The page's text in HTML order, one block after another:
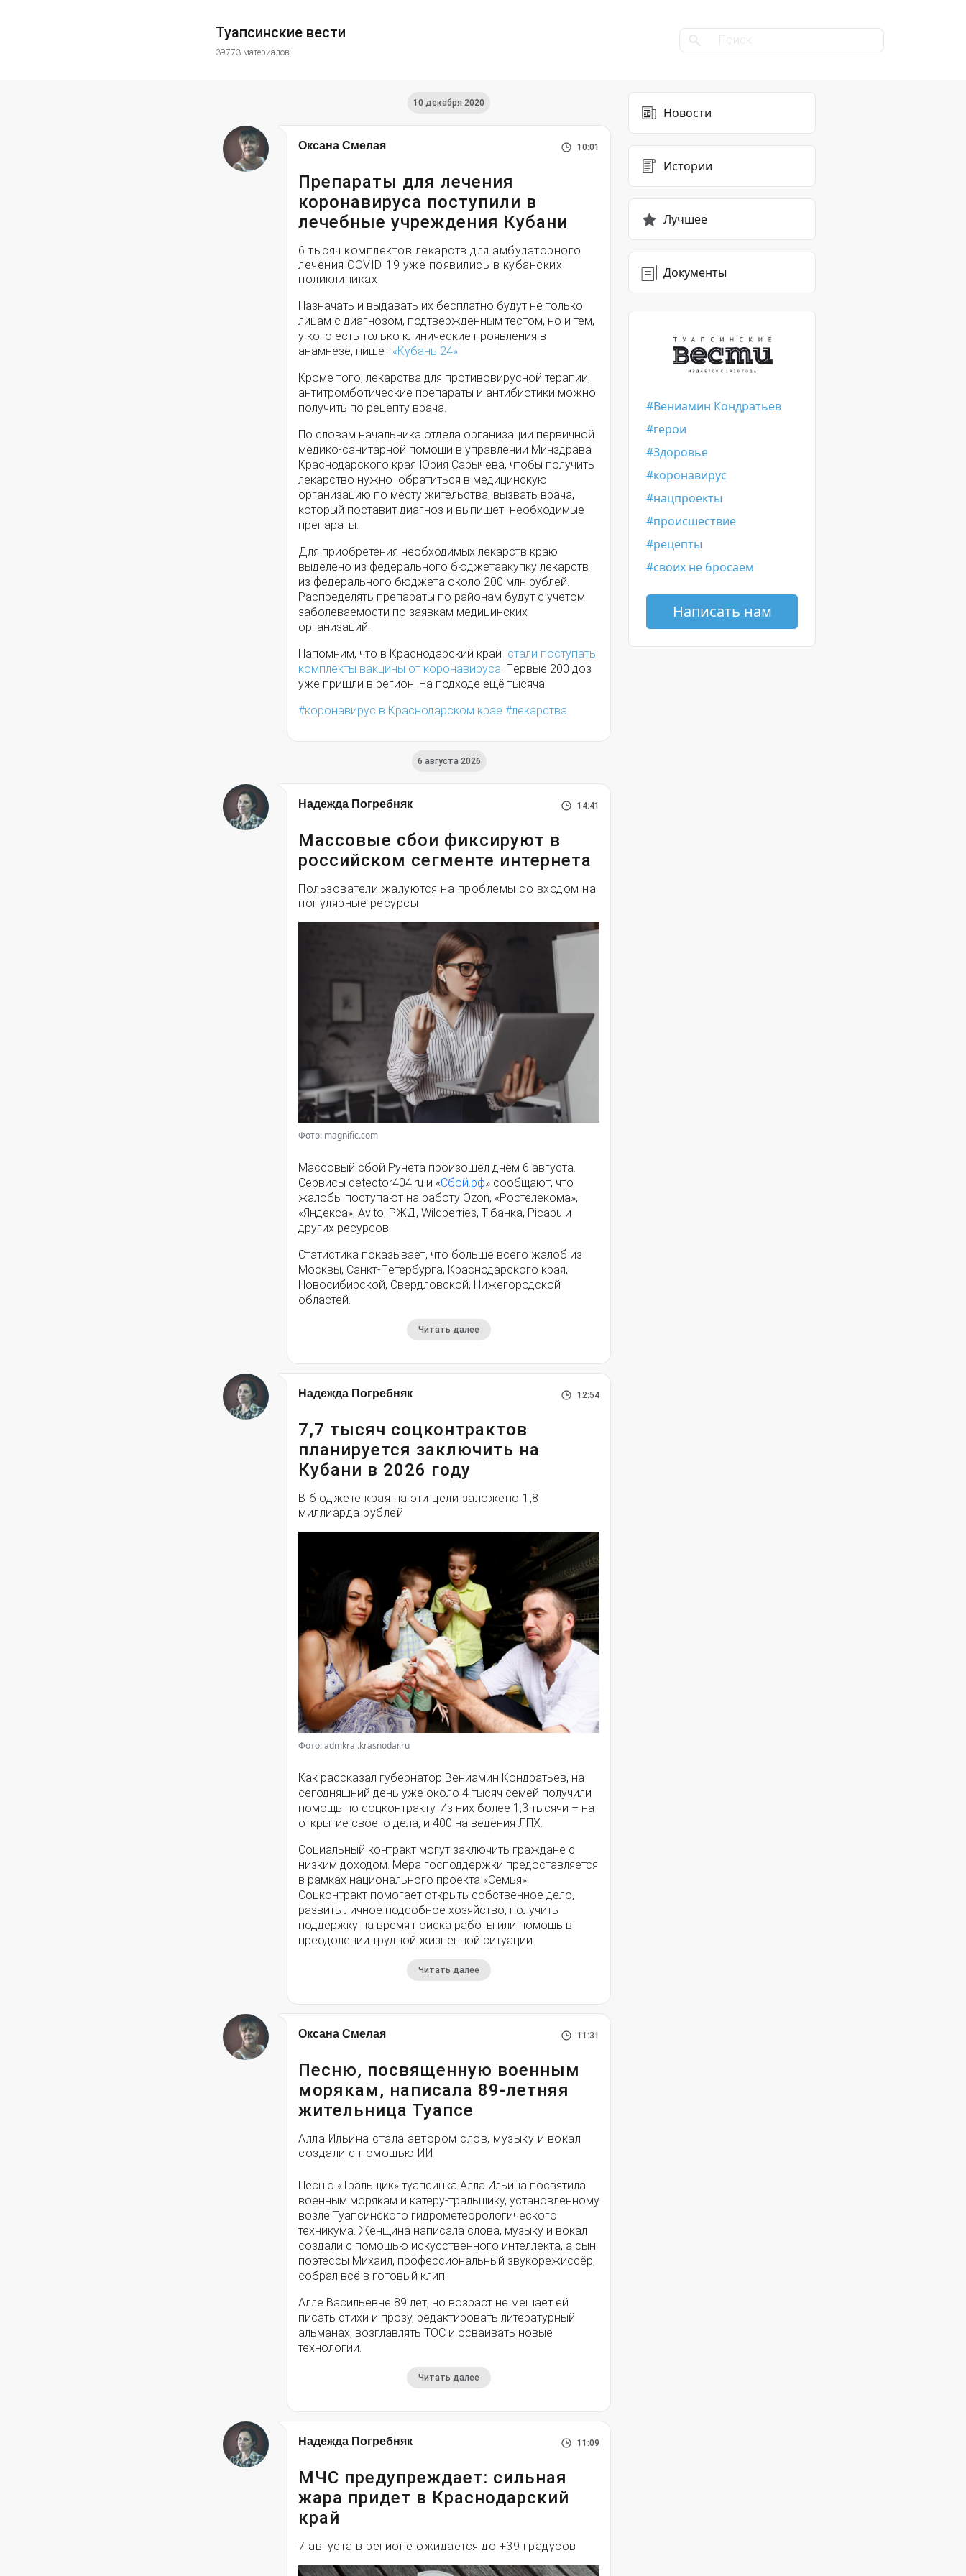
Туапсинские вести
39773 материалов
10 декабря 2020
Оксана Смелая 10:01
Препараты для лечения
коронавируса поступили в
лечебные учреждения Кубани
6 тысяч комплектов лекарств для амбулаторного
лечения COVID-19 уже появились в кубанских
поликлиниках
Назначать и выдавать их бесплатно будут не только
лицам с диагнозом, подтвержденным тестом, но и тем,
у кого есть только клинические проявления в
анамнезе, пишет «Кубань 24»
Кроме того, лекарства для противовирусной терапии,
антитромботические препараты и антибиотики можно
получить по рецепту врача.
По словам начальника отдела организации первичной
медико-санитарной помощи в управлении Минздрава
Краснодарского края Юрия Сарычева, чтобы получить
лекарство нужно обратиться в медицинскую
организацию по месту жительства, вызвать врача,
который поставит диагноз и выпишет необходимые
препараты.
Для приобретения необходимых лекарств краю
выделено из федерального бюджетаакупку лекарств
из федерального бюджета около 200 млн рублей.
Распределять препараты по районам будут с учетом
заболеваемости по заявкам медицинских
организаций.
Напомним, что в Краснодарский край стали поступать
комплекты вакцины от коронавируса. Первые 200 доз
уже пришли в регион. На подходе ещё тысяча.
коронавирус в Краснодарском крае
лекарства
6 августа 2026
Надежда Погребняк 14:41
Массовые сбои фиксируют в
российском сегменте интернета
Пользователи жалуются на проблемы со входом на
популярные ресурсы
Фото: magnific.com
Массовый сбой Рунета произошел днем 6 августа.
Сервисы detector404.ru и «Сбой.рф» сообщают, что
жалобы поступают на работу Ozon, «Ростелекома»,
«Яндекса», Avito, РЖД, Wildberries, Т-банка, Picabu и
других ресурсов.
Статистика показывает, что больше всего жалоб из
Москвы, Санкт-Петербурга, Краснодарского края,
Новосибирской, Свердловской, Нижегородской
областей.
Читать далее
Надежда Погребняк 12:54
7,7 тысяч соцконтрактов
планируется заключить на
Кубани в 2026 году
В бюджете края на эти цели заложено 1,8
миллиарда рублей
Фото: admkrai.krasnodar.ru
Как рассказал губернатор Вениамин Кондратьев, на
сегодняшний день уже около 4 тысяч семей получили
помощь по соцконтракту. Из них более 1,3 тысячи – на
открытие своего дела, и 400 на ведения ЛПХ.
Социальный контракт могут заключить граждане с
низким доходом. Мера господдержки предоставляется
в рамках национального проекта «Семья».
Соцконтракт помогает открыть собственное дело,
развить личное подсобное хозяйство, получить
поддержку на время поиска работы или помощь в
преодолении трудной жизненной ситуации.
Читать далее
Оксана Смелая 11:31
Песню, посвященную военным
морякам, написала 89-летняя
жительница Туапсе
Алла Ильина стала автором слов, музыку и вокал
создали с помощью ИИ
Песню «Тральщик» туапсинка Алла Ильина посвятила
военным морякам и катеру-тральщику, установленному
возле Туапсинского гидрометеорологического
техникума. Женщина написала слова, музыку и вокал
создали с помощью искусственного интеллекта, а сын
поэтессы Михаил, профессиональный звукорежиссёр,
собрал всё в готовый клип.
Алле Васильевне 89 лет, но возраст не мешает ей
писать стихи и прозу, редактировать литературный
альманах, возглавлять ТОС и осваивать новые
технологии.
Читать далее
Надежда Погребняк 11:09
МЧС предупреждает: сильная
жара придет в Краснодарский
край
7 августа в регионе ожидается до +39 градусов
Новости
Истории
Лучшее
Документы
Вениамин Кондратьев
герои
Здоровье
коронавирус
нацпроекты
происшествие
рецепты
своих не бросаем
Написать нам